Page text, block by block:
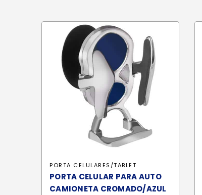
PORTA CELULARES/TABLET
PORTA CELULAR PARA AUTO
CAMIONETA CROMADO/AZUL